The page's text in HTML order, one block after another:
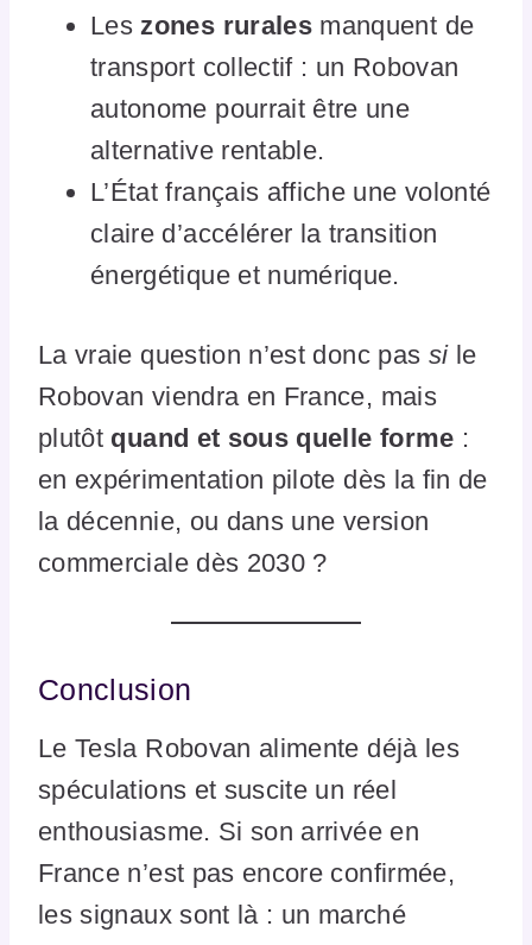
Leszones rurales manquent de
transport collectif : un Robovan
autonome pourrait être une
alternative rentable.
L’État français affiche une volonté
claire d’accélérer la transition
énergétique et numérique.
La vraie question n’est donc pas sile
Robovan viendra en France, mais
plutôt quand et sous quelle forme :
en expérimentation pilote dès la fin de
la décennie, ou dans une version
commerciale dès 2030 ?
Conclusion
Le Tesla Robovan alimente déjà les
spéculations et suscite un réel
enthousiasme. Si son arrivée en
France n’est pas encore confirmée,
les signaux sont là : un marché